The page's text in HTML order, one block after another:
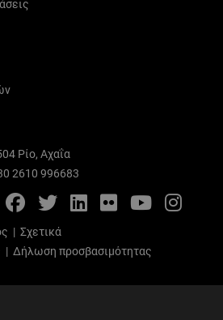
Ρίο, Αχαΐα
2610 996683
FacebookTwitterLinkedIn
FlickrYouTube
| Σχετικά
| Δήλωση προσβασιμότητας